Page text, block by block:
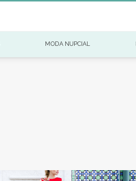
MODA NUPCIAL